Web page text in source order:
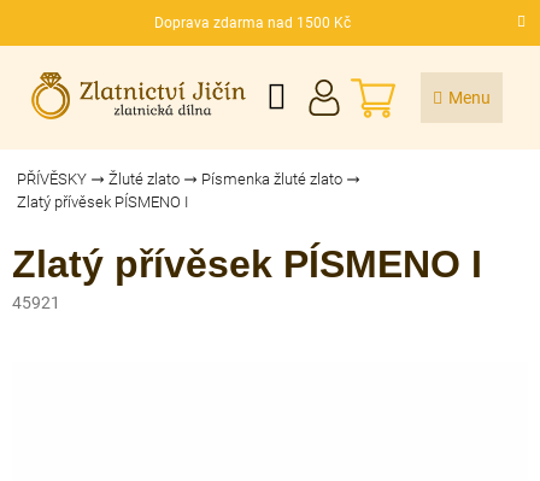
Doprava zdarma nad 1500 Kč
CZK
NÁKUPNÍ
KOŠÍK
PŘÍVĚSKY Žluté zlato
Písmenka žluté zlato
Zlatý přívěsek PÍSMENO I
Zlatý přívěsek PÍSMENO I
45921